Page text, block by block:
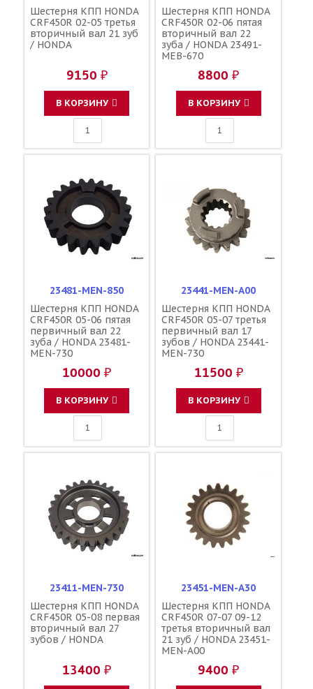
Шестерня КПП HONDA
CRF450R 02-05 третья
вторичный вал 21 зуб
/ HONDA
9150 ₽
В КОРЗИНУ
Шестерня КПП HONDA
CRF450R 02-06 пятая
вторичный вал 22
зуба / HONDA 23491-
MEB-670
8800 ₽
В КОРЗИНУ
23481-MEN-850
Шестерня КПП HONDA
CRF450R 05-06 пятая
первичный вал 22
зуба / HONDA 23481-
MEN-730
10000 ₽
В КОРЗИНУ
23441-MEN-A00
Шестерня КПП HONDA
CRF450R 05-07 третья
первичный вал 17
зубов / HONDA 23441-
MEN-730
11500 ₽
В КОРЗИНУ
23411-MEN-730
Шестерня КПП HONDA
CRF450R 05-08 первая
вторичный вал 27
зубов / HONDA
13400 ₽
23451-MEN-A30
Шестерня КПП HONDA
CRF450R 07-07 09-12
третья вторичный вал
21 зуб / HONDA 23451-
MEN-A00
9400 ₽